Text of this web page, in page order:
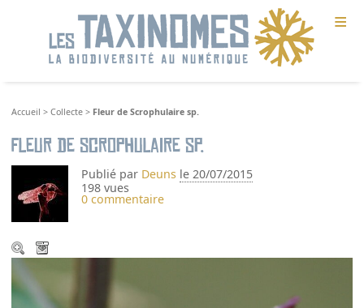
≡
Accueil >Collecte > Fleur de Scrophulaire sp.
Fleur de Scrophulaire sp.
Publié par Deuns le 20/07/2015
198 vues
0 commentaire